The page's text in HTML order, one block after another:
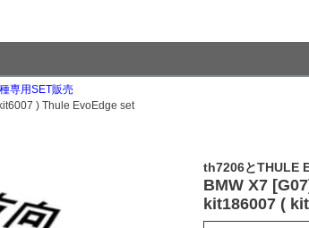
専用SET販売
) Thule EvoEdge set
th7206とTHULE
BMW X7
kit186007 (